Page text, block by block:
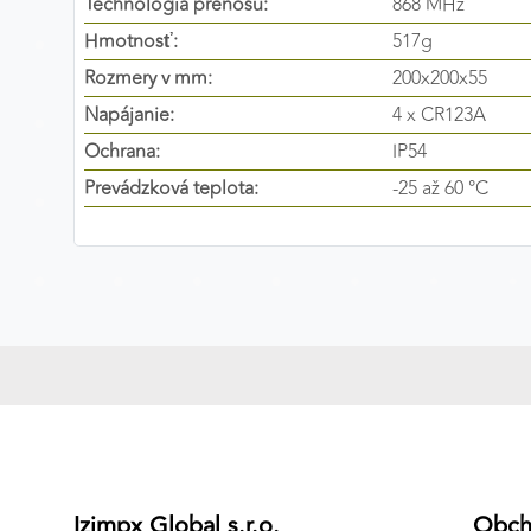
Hmotnosť:
517g
Rozmery v mm:
200x200x55
Napájanie:
4 x CR123A
Ochrana:
IP54
Prevádzková teplota:
-25 až 60 °C
Preferenčné cookies
ANALYTICKÉ COOKIES
Analytické cookies nám umožňujú meranie výkonu
nášho webu. Ich pomocou určujeme počet návštev a
pomocou týchto cookies spracovávame anonymne a